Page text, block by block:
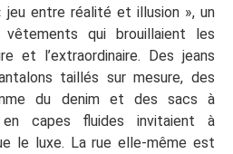
jeu entre réalité et illusion », un
qui brouillaient les
et l’extraordinaire. Des jeans
taillés sur mesure, des
du denim et des sacs à
capes fluides invitaient à
le luxe. La rue elle-même est